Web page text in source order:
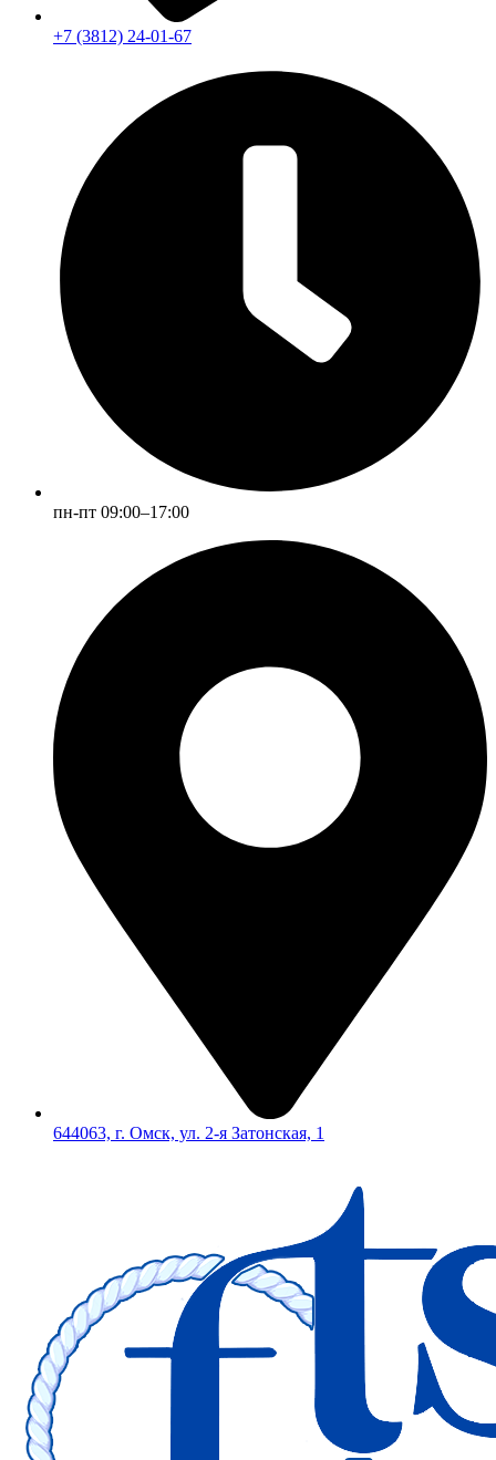
+7 (3812) 24-01-67
пн-пт 09:00–17:00
644063, г. Омск, ул. 2-я Затонская, 1